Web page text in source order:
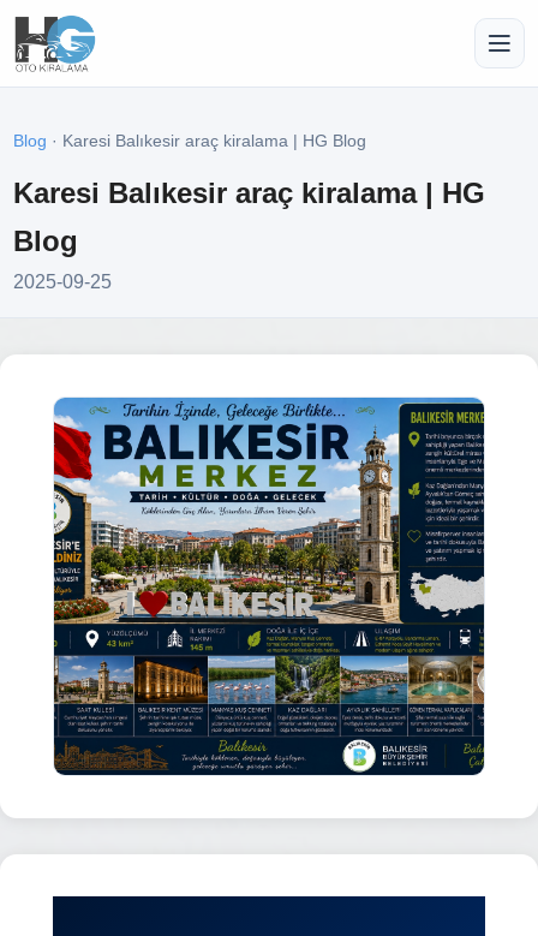
Blog · Karesi Balıkesir araç kiralama | HG Blog
Karesi Balıkesir araç kiralama | HG
Blog
2025-09-25